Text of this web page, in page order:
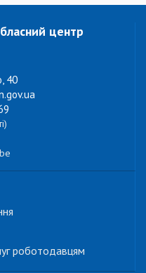
центр
40
роботодавцям